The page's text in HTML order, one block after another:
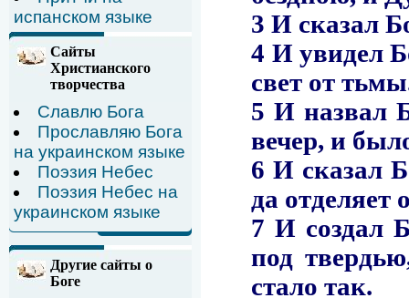
испанском языке
Сайты
Христианского
творчества
Славлю Бога
Прославляю Бога
на украинском языке
Поэзия Небес
Поэзия Небес на
украинском языке
Другие сайты о
Боге